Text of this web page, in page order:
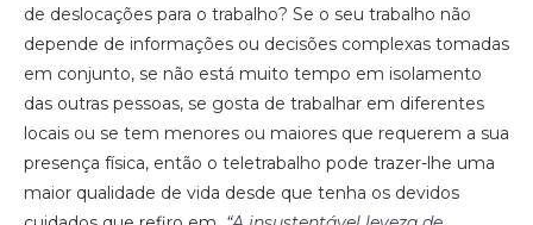
de deslocações para o trabalho? Se o seu trabalho não
depende de informações ou decisões complexas tomadas
em conjunto, se não está muito tempo em isolamento
das outras pessoas, se gosta de trabalhar em diferentes
locais ou se tem menores ou maiores que requerem a sua
presença física, então o teletrabalho pode trazer-lhe uma
maior qualidade de vida desde que tenha os devidos